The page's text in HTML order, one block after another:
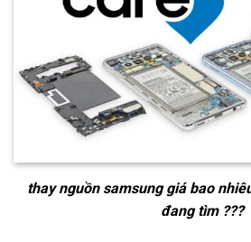
thay nguồn samsung giá bao
đang tìm ???